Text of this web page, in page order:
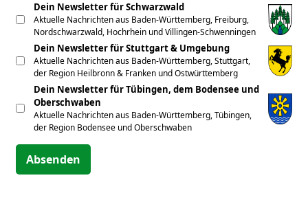
Dein Newsletter für Schwarzwald
Aktuelle Nachrichten aus Baden-Württemberg, Freiburg,
Nordschwarzwald, Hochrhein und Villingen-Schwenningen
Dein Newsletter für Stuttgart & Umgebung
Aktuelle Nachrichten aus Baden-Württemberg, Stuttgart,
der Region Heilbronn & Franken und Ostwürttemberg
Dein Newsletter für Tübingen, dem Bodensee und
Oberschwaben
Aktuelle Nachrichten aus Baden-Württemberg, Tübingen,
der Region Bodensee und Oberschwaben
Absenden